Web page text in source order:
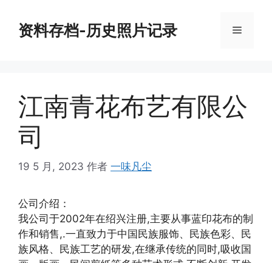
资料存档-历史照片记录 菜
江南青花布艺有限公
司
19 5 月, 2023 作者 一味凡尘
公司介绍：
我公司于2002年在绍兴注册,主要从事蓝印花布的制
作和销售,.一直致力于中国民族服饰、民族色彩、民
族风格、民族工艺的研发,在继承传统的同时,吸收国